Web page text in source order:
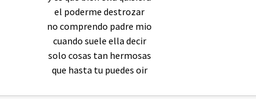
el poderme destrozar
no comprendo padre mio
cuando suele ella decir
solo cosas tan hermosas
que hasta tu puedes oir